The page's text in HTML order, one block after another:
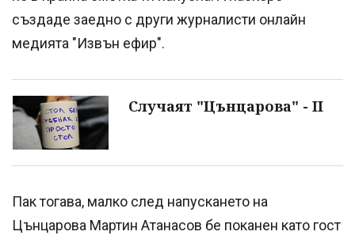
създаде заедно с други журналисти онлайн
медията "Извън ефир".
Случаят "Цънцарова" - II
Пак тогава, малко след напускането на
Цънцарова Мартин Атанасов бе поканен като гост